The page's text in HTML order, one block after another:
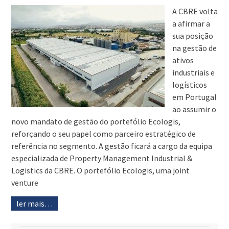
A CBRE volta
a afirmar a
sua posição
na gestão de
ativos
industriais e
logísticos
em Portugal
ao assumir o
novo mandato de gestão do portefólio Ecologis,
reforçando o seu papel como parceiro estratégico de
referência no segmento. A gestão ficará a cargo da equipa
especializada de Property Management Industrial &
Logistics da CBRE. O portefólio Ecologis, uma joint
venture
ler mais…